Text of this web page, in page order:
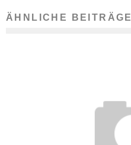
ÄHNLICHE BEITRÄGE